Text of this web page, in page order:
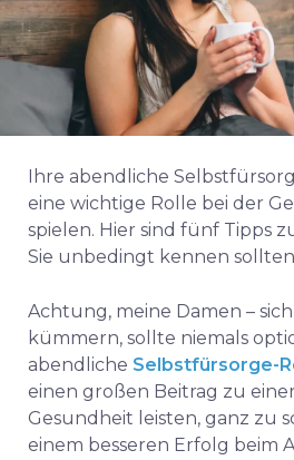
Ihre abendliche
eine wichtige Rolle bei der
spielen. Hier sind fünf Tipps
Sie unbedingt kennen
Achtung, meine Damen –
kümmern, sollte niemals
abendliche Selbstfürsorge-
einen großen Beitrag zu
Gesundheit leisten, ganz zu
einem besseren Erfolg beim